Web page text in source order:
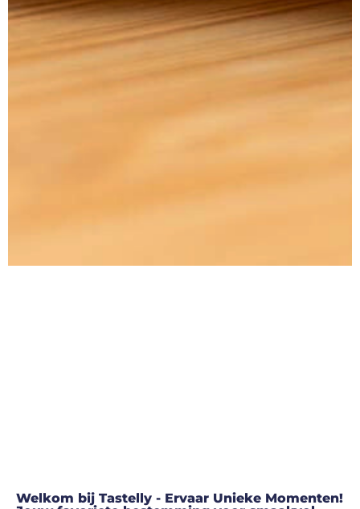
Welkom bij Tastelly - Ervaar Unieke Momenten!